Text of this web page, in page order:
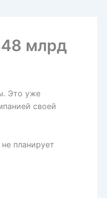
млрд
Это уже
своей
планирует